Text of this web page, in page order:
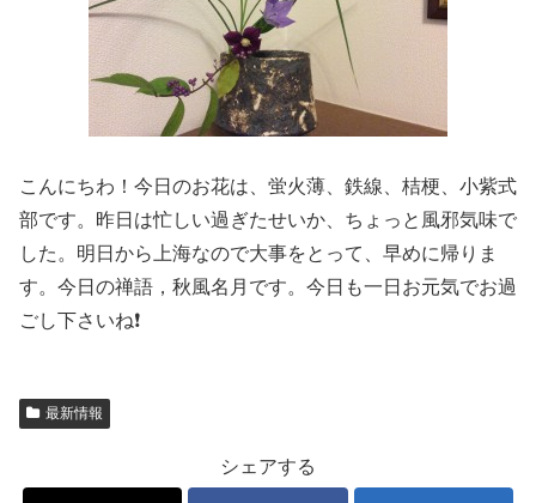
こんにちわ！今日のお花は、蛍火薄、鉄線、桔梗、小紫式
部です。昨日は忙しい過ぎたせいか、ちょっと風邪気味で
した。明日から上海なので大事をとって、早めに帰りま
す。今日の禅語，秋風名月です。今日も一日お元気でお過
ごし下さいね❗️
最新情報
シェアする